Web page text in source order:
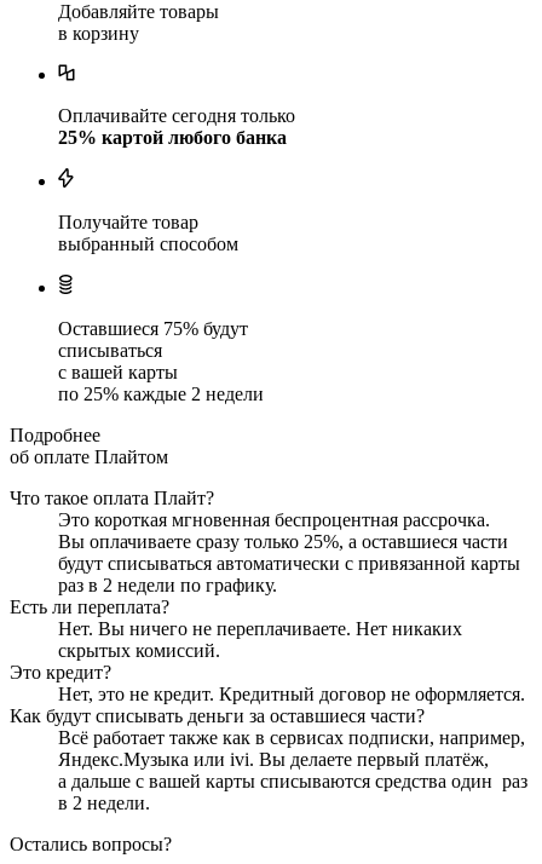
Добавляйте товары
в корзину
Оплачивайте сегодня только
25% картой любого банка
Получайте товар
выбранный способом
Оставшиеся 75% будут
списываться
с вашей карты
по 25% каждые 2 недели
Подробнее
об оплате Плайтом
Что такое оплата Плайт?
Это короткая мгновенная беспроцентная рассрочка.
Вы оплачиваете сразу только 25%, а оставшиеся части
будут списываться автоматически с привязанной карты
раз в 2 недели по графику.
Есть ли переплата?
Нет. Вы ничего не переплачиваете. Нет никаких
скрытых комиссий.
Это кредит?
Нет, это не кредит. Кредитный договор не оформляется.
Как будут списывать деньги за оставшиеся части?
Всё работает также как в сервисах подписки, например,
Яндекс.Музыка или ivi. Вы делаете первый платёж,
а дальше с вашей карты списываются средства один раз
в 2 недели.
Остались вопросы?